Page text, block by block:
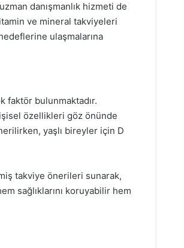
danışmanlık hizmeti de
ve mineral takviyeleri
ulaşmalarına
faktör bulunmaktadır.
özellikleri göz önünde
yaşlı bireyler için D
takviye önerileri sunarak,
sağlıklarını koruyabilir hem